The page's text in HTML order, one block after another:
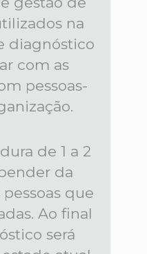
na
diagnóstico
com as
pessoas-
de 1 a 2
da
que
Ao final
será